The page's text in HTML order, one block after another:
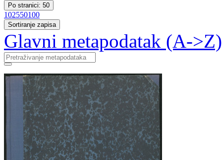
Po stranici: 50
102550100
Sortiranje zapisa
Glavni metapodatak (A->Z)